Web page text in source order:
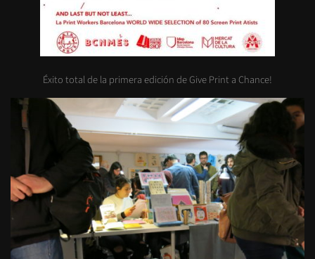
Éxito total de la primera edición de Give Print a Chance!